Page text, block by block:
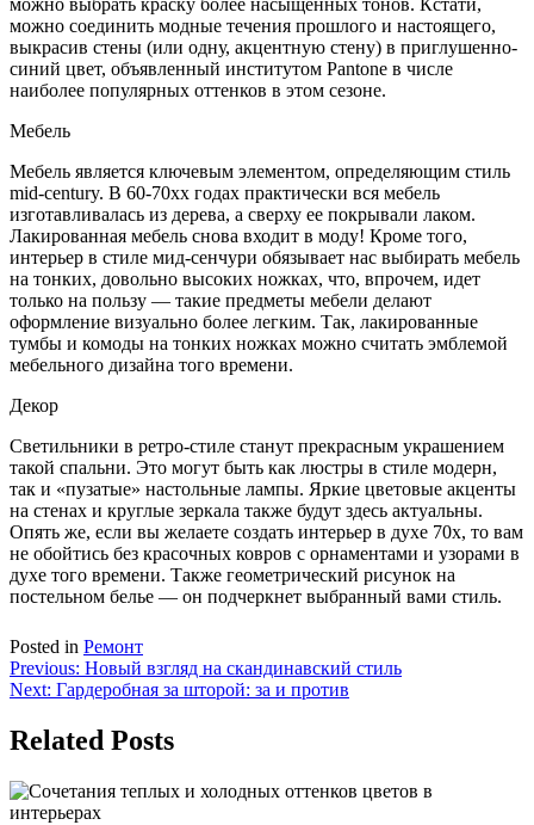
можно соединить модные течения прошлого и настоящего,
выкрасив стены (или одну, акцентную стену) в приглушенно-
синий цвет, объявленный институтом Pantone в числе
наиболее популярных оттенков в этом сезоне.
Мебель
Мебель является ключевым элементом, определяющим стиль
mid-century. В 60-70хх годах практически вся мебель
изготавливалась из дерева, а сверху ее покрывали лаком.
Лакированная мебель снова входит в моду! Кроме того,
интерьер в стиле мид-сенчури обязывает нас выбирать мебель
на тонких, довольно высоких ножках, что, впрочем, идет
только на пользу — такие предметы мебели делают
оформление визуально более легким. Так, лакированные
тумбы и комоды на тонких ножках можно считать эмблемой
мебельного дизайна того времени.
Декор
Светильники в ретро-стиле станут прекрасным украшением
такой спальни. Это могут быть как люстры в стиле модерн,
так и «пузатые» настольные лампы. Яркие цветовые акценты
на стенах и круглые зеркала также будут здесь актуальны.
Опять же, если вы желаете создать интерьер в духе 70х, то вам
не обойтись без красочных ковров с орнаментами и узорами в
духе того времени. Также геометрический рисунок на
постельном белье — он подчеркнет выбранный вами стиль.
Posted in Ремонт
Навигация
по
записям
Previous: Новый взгляд на скандинавский стиль
Next: Гардеробная за шторой: за и против
Related Posts